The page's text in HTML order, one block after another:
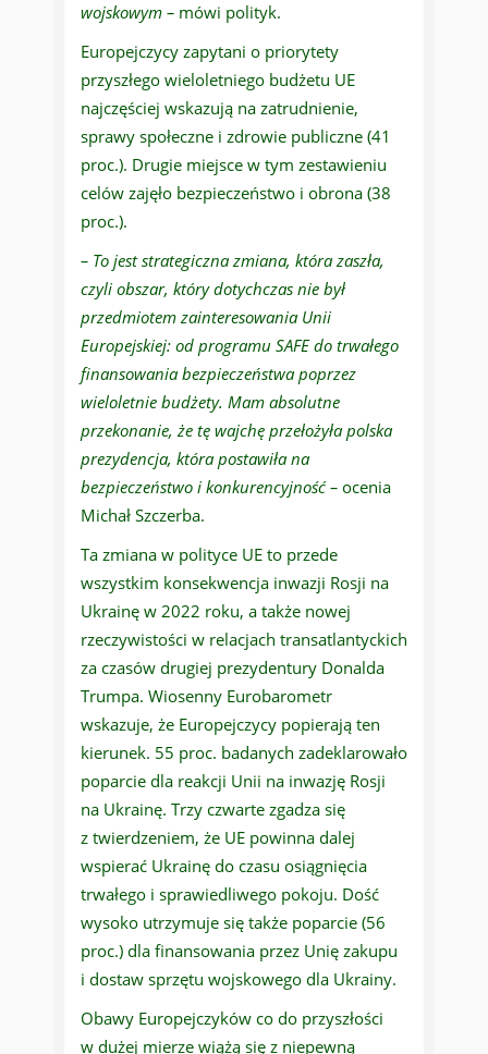
wojskowym – mówi polityk.
Europejczycy zapytani o priorytety
przyszłego wieloletniego budżetu UE
najczęściej wskazują na zatrudnienie,
sprawy społeczne i zdrowie publiczne (41
proc.). Drugie miejsce w tym zestawieniu
celów zajęło bezpieczeństwo i obrona (38
proc.).
– To jest strategiczna zmiana, która zaszła,
czyli obszar, który dotychczas nie był
przedmiotem zainteresowania Unii
Europejskiej: od programu SAFE do trwałego
finansowania bezpieczeństwa poprzez
wieloletnie budżety. Mam absolutne
przekonanie, że tę wajchę przełożyła polska
prezydencja, która postawiła na
bezpieczeństwo i konkurencyjność – ocenia
Michał Szczerba.
Ta zmiana w polityce UE to przede
wszystkim konsekwencja inwazji Rosji na
Ukrainę w 2022 roku, a także nowej
rzeczywistości w relacjach transatlantyckich
za czasów drugiej prezydentury Donalda
Trumpa. Wiosenny Eurobarometr
wskazuje, że Europejczycy popierają ten
kierunek. 55 proc. badanych zadeklarowało
poparcie dla reakcji Unii na inwazję Rosji
na Ukrainę. Trzy czwarte zgadza się
z twierdzeniem, że UE powinna dalej
wspierać Ukrainę do czasu osiągnięcia
trwałego i sprawiedliwego pokoju. Dość
wysoko utrzymuje się także poparcie (56
proc.) dla finansowania przez Unię zakupu
i dostaw sprzętu wojskowego dla Ukrainy.
Obawy Europejczyków co do przyszłości
w dużej mierze wiążą się z niepewną